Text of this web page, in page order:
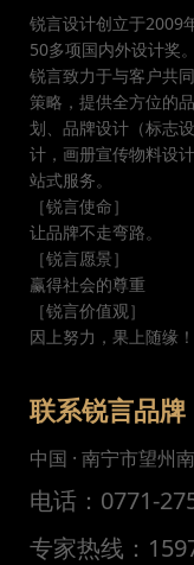
锐言设计创立于2009
50多项国内外设计奖。
锐言致力于与客户共
策略，提供全方位的
划、品牌设计（标志
计，画册宣传物料设
站式服务。
［锐言使命］
让品牌不走弯路。
［锐言愿景］
赢得社会的尊重
［锐言价值观］
因上努力，果上随缘！
联系锐言品牌
中国 · 南宁市望州
电话：0771-
专家热线：